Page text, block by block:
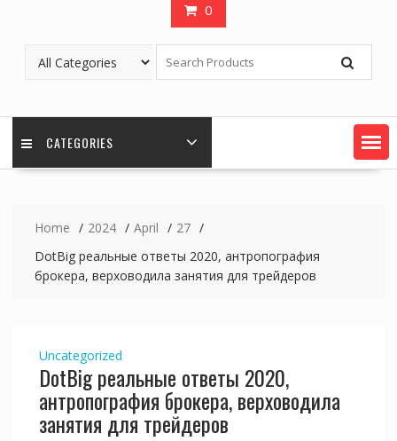
0
CATEGORIES
Home 2024 April
27
DotBig реальные ответы 2020, антропография
брокера, верховодила занятия для трейдеров
Uncategorized
DotBig реальные ответы 2020,
антропография брокера, верховодила
занятия для трейдеров